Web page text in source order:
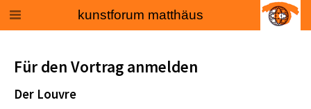
Für den Vortrag anmelden
Der Louvre
kunstforum matthäus